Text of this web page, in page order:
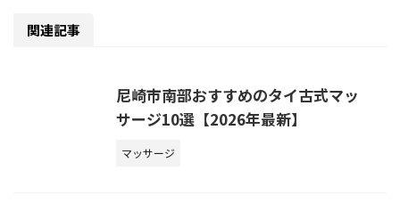
関連記事
尼崎市南部おすすめのタイ古式マッ
サージ10選【2026年最新】
マッサージ